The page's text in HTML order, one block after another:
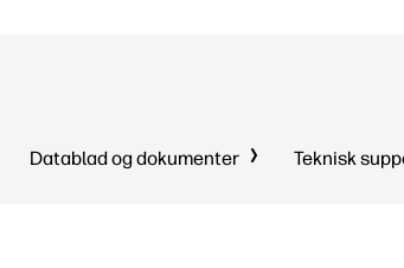
Datablad og dokumenter Teknisk